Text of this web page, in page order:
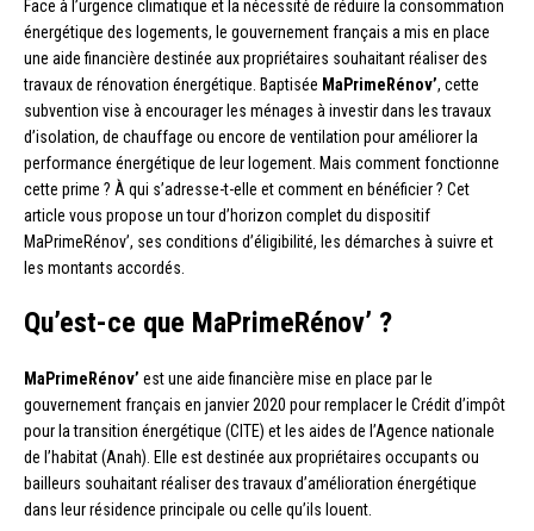
Face à l’urgence climatique et la nécessité de réduire la consommation
énergétique des logements, le gouvernement français a mis en place
une aide financière destinée aux propriétaires souhaitant réaliser des
travaux de rénovation énergétique. Baptisée MaPrimeRénov’, cette
subvention vise à encourager les ménages à investir dans les travaux
d’isolation, de chauffage ou encore de ventilation pour améliorer la
performance énergétique de leur logement. Mais comment fonctionne
cette prime ? À qui s’adresse-t-elle et comment en bénéficier ? Cet
article vous propose un tour d’horizon complet du dispositif
MaPrimeRénov’, ses conditions d’éligibilité, les démarches à suivre et
les montants accordés.
Qu’est-ce que MaPrimeRénov’ ?
MaPrimeRénov’ est une aide financière mise en place par le
gouvernement français en janvier 2020 pour remplacer le Crédit d’impôt
pour la transition énergétique (CITE) et les aides de l’Agence nationale
de l’habitat (Anah). Elle est destinée aux propriétaires occupants ou
bailleurs souhaitant réaliser des travaux d’amélioration énergétique
dans leur résidence principale ou celle qu’ils louent.